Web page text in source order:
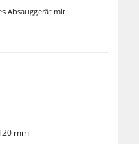
Absauggerät mit
mm